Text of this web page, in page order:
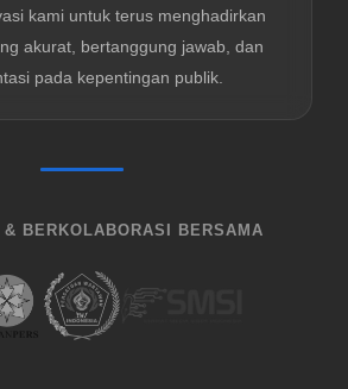
kami untuk terus menghadirkan
akurat, bertanggung jawab, dan
pada kepentingan publik.
& BERKOLABORASI BERSAMA